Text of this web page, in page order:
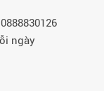
ngày